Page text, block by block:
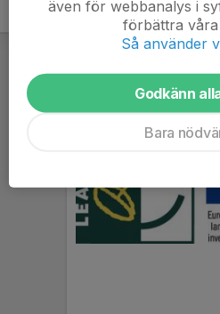
även för webbanalys i
förbättra våra
Så använder
Godkänn
Bara